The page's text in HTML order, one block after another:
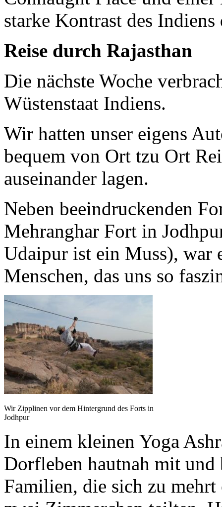
starke Kontrast des
Reise durch Rajasthan
Die nächste Woche
Wüstenstaat Indiens.
Wir hatten unser eigens
bequem von Ort tzu Ort
auseinander lagen.
Neben beeindruckenden
Mehranghar Fort in
Udaipur ist ein Muss), war
Menschen, das uns so
Wir Zipplinen vor dem Hintergrund des Forts in
Jodhpur
In einem kleinen Yoga
Dorfleben hautnah mit und
Familien, die sich zu